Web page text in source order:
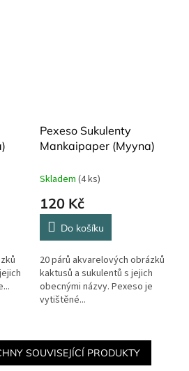
Pexeso Sukulenty
Mankaipaper (Myyna)
Skladem (4 ks)
120 Kč
Do košíku
20 párů akvarelových obrázků
kaktusů a sukulentů s jejich
obecnými názvy. Pexeso je
vytištěné...
SOUVISEJÍCÍ PRODUKTY